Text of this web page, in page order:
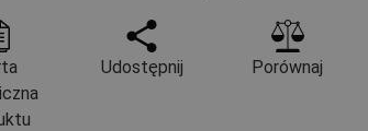
Udostępnij Porównaj